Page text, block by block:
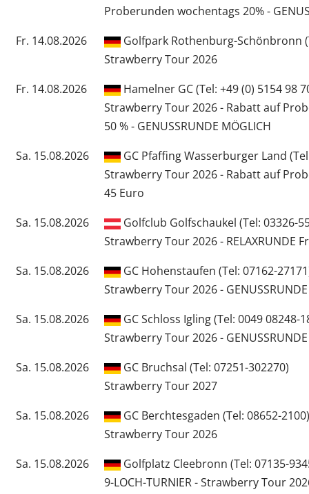
Proberunden wochentags 20% -
Fr. 14.08.2026
Golfpark Rothenburg-Schönbronn
Strawberry Tour 2026
Fr. 14.08.2026
Hamelner GC (Tel: +49 (0) 5154 98
Strawberry Tour 2026 - Rabatt auf
50 % - GENUSSRUNDE MÖGLICH
Sa. 15.08.2026
GC Pfaffing Wasserburger Land
Strawberry Tour 2026 - Rabatt auf
45 Euro
Sa. 15.08.2026
Golfclub Golfschaukel (Tel: 03326-
Strawberry Tour 2026 - RELAXRUNDE
Sa. 15.08.2026
GC Hohenstaufen (Tel: 07162-
Strawberry Tour 2026 -
Sa. 15.08.2026
GC Schloss Igling (Tel: 0049 08248-
Strawberry Tour 2026 -
Sa. 15.08.2026
GC Bruchsal (Tel: 07251-302270)
Strawberry Tour 2027
Sa. 15.08.2026
GC Berchtesgaden (Tel: 08652-2100)
Strawberry Tour 2026
Sa. 15.08.2026
Golfplatz Cleebronn (Tel: 07135-
9-LOCH-TURNIER - Strawberry Tour